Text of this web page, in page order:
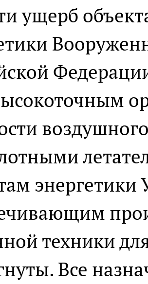
ущерб
энергетики
техники
Все